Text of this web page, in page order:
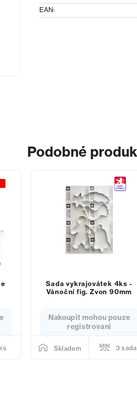
EAN:
Podobné
Sada vykrajovátek 4ks -
Vánoční fig. Zvon 90mm
Nakoupit mohou pouze
registrovaní
Skladem 3 sada